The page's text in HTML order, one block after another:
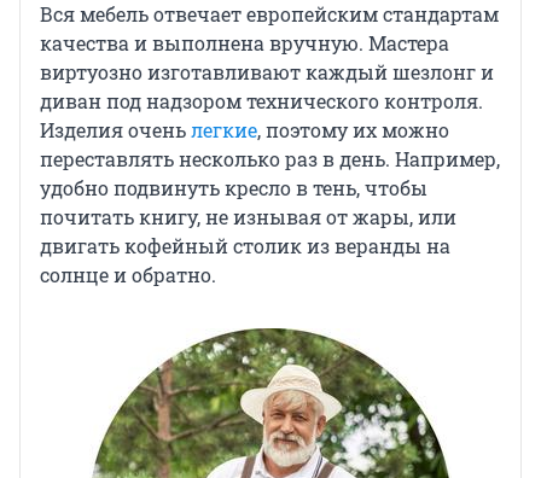
Вся мебель отвечает европейским стандартам
качества и выполнена вручную. Мастера
виртуозно изготавливают каждый шезлонг и
диван под надзором технического контроля.
Изделия оченьлегкие, поэтому их можно
переставлять несколько раз в день. Например,
удобно подвинуть кресло в тень, чтобы
почитать книгу, не изнывая от жары, или
двигать кофейный столик из веранды на
солнце и обратно.